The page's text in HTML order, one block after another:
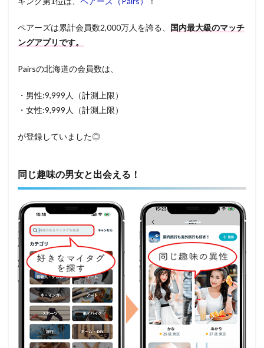
ペアーズは累計会員数2,000万人を誇る、 国内最大級のマッチ
ングアプリです。
Pairsの北海道の会員数は、
・男性:9,999人（計測上限）
・女性:9,999人（計測上限）
が登録していました◎
同じ趣味の男女と出会える！